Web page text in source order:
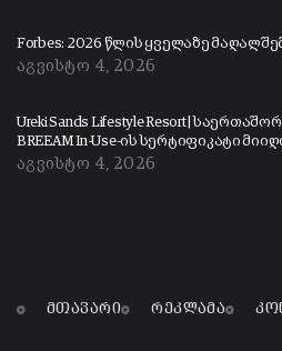
Forbes: 2026 წლის ყველაზე
აგვისტო 4, 2026
Ureki Sands Lifestyle Resort |
BREEAM In-Use-ის სერტიფიკატი
აგვისტო 4, 2026
მთავარი რეკლამა